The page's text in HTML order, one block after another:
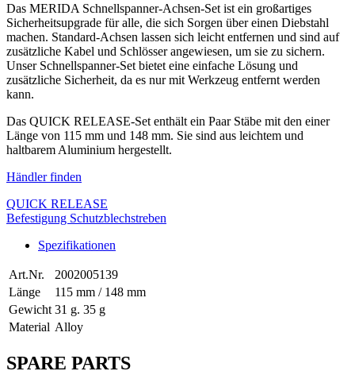
Das MERIDA Schnellspanner-Achsen-Set ist ein großartiges
Sicherheitsupgrade für alle, die sich Sorgen über einen Diebstahl
machen. Standard-Achsen lassen sich leicht entfernen und sind auf
zusätzliche Kabel und Schlösser angewiesen, um sie zu sichern.
Unser Schnellspanner-Set bietet eine einfache Lösung und
zusätzliche Sicherheit, da es nur mit Werkzeug entfernt werden
kann.
Das QUICK RELEASE-Set enthält ein Paar Stäbe mit den einer
Länge von 115 mm und 148 mm. Sie sind aus leichtem und
haltbarem Aluminium hergestellt.
Händler finden
QUICK RELEASE
Befestigung Schutzblechstreben
Spezifikationen
Art.Nr.
2002005139
Länge
115 mm / 148 mm
Gewicht 31 g. 35 g
Material Alloy
SPARE PARTS